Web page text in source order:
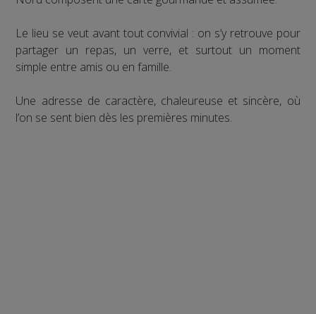
Le lieu se veut avant tout convivial : on s’y retrouve pour
partager un repas, un verre, et surtout un moment
simple entre amis ou en famille.
Une adresse de caractère, chaleureuse et sincère, où
l’on se sent bien dès les premières minutes.